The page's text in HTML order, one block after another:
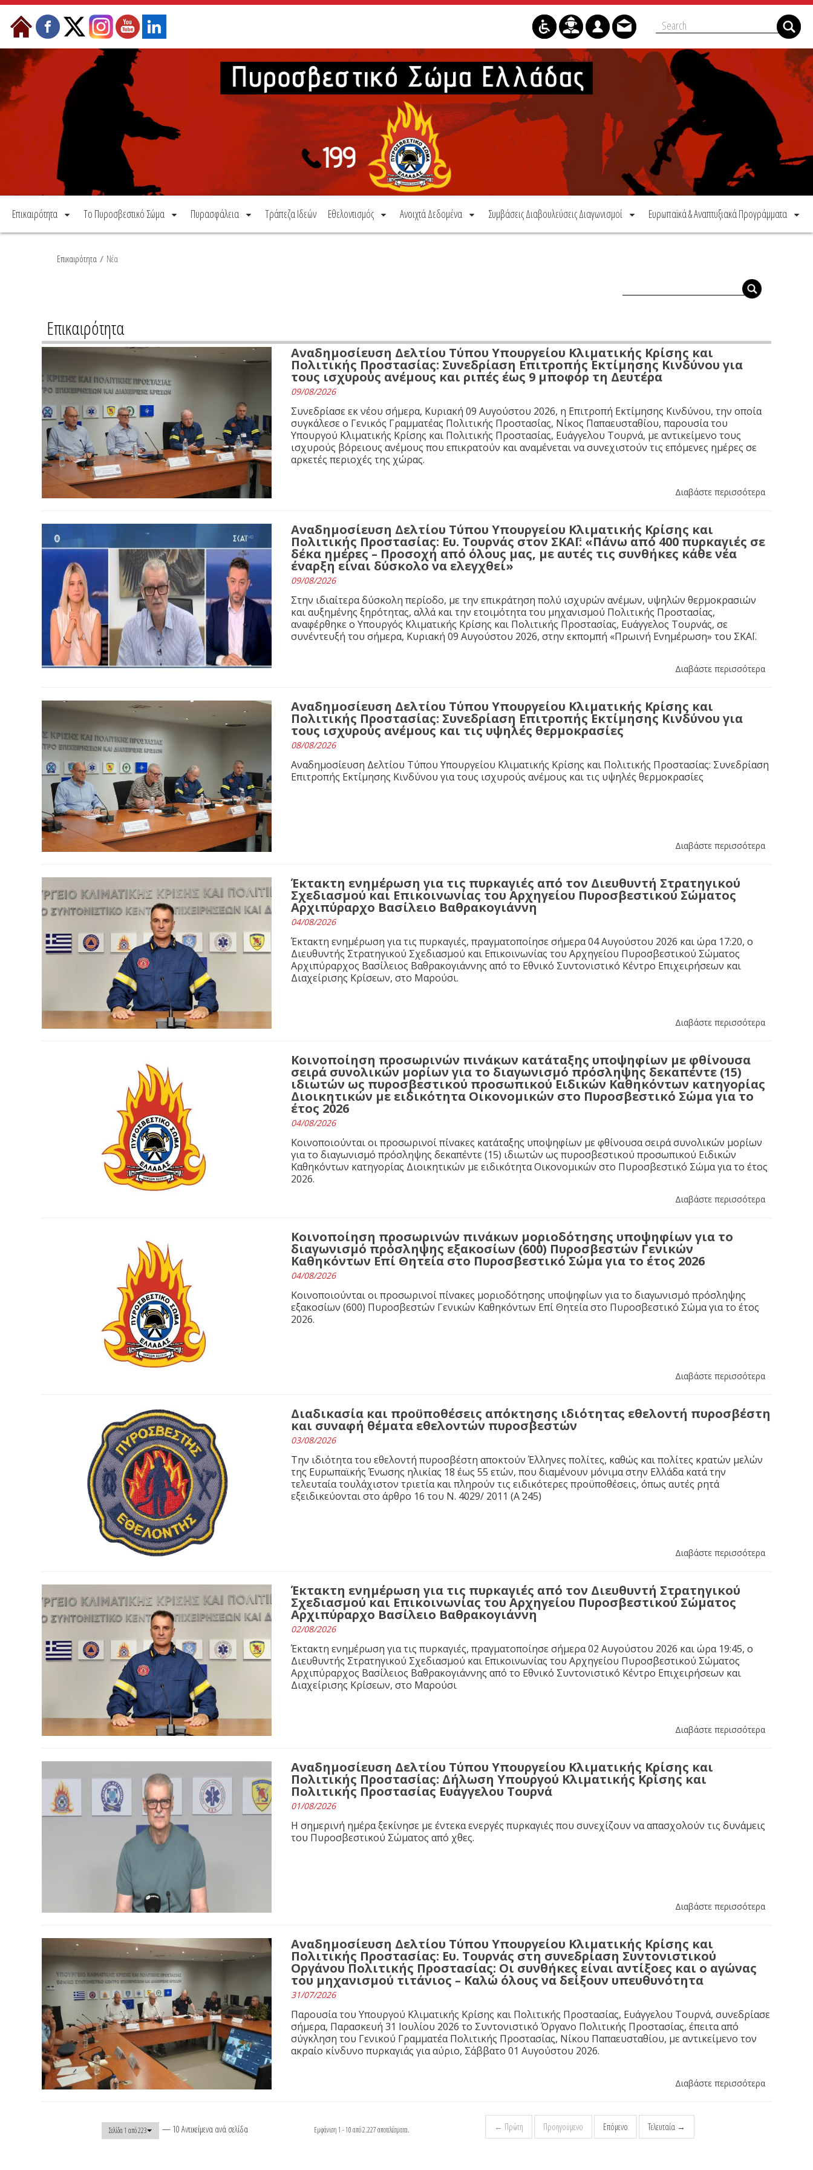
Μετάβαση στο περιεχόμενο
Επικαιρότητα Το Πυροσβεστικό Σώμα Πυρασφάλεια Τράπεζα Ιδεών Εθελοντισμός Ανοιχτά Δεδομένα Συμβάσεις Διαβουλεύσεις Διαγωνισμοί Ευρωπαϊκά & Αναπτυξιακά Προγράμματα
Επικαιρότητα / Νέα
Επικαιρότητα
Αναδημοσίευση Δελτίου Τύπου Υπουργείου Κλιματικής Κρίσης και
Πολιτικής Προστασίας: Συνεδρίαση Επιτροπής Εκτίμησης Κινδύνου για
τους ισχυρούς ανέμους και ριπές έως 9 μποφόρ τη Δευτέρα
09/08/2026
Συνεδρίασε εκ νέου σήμερα, Κυριακή 09 Αυγούστου 2026, η Επιτροπή Εκτίμησης Κινδύνου, την οποία
συγκάλεσε ο Γενικός Γραμματέας Πολιτικής Προστασίας, Νίκος Παπαευσταθίου, παρουσία του
Υπουργού Κλιματικής Κρίσης και Πολιτικής Προστασίας, Ευάγγελου Τουρνά, με αντικείμενο τους
ισχυρούς βόρειους ανέμους που επικρατούν και αναμένεται να συνεχιστούν τις επόμενες ημέρες σε
αρκετές περιοχές της χώρας.
Διαβάστε περισσότερα
Αναδημοσίευση Δελτίου Τύπου Υπουργείου Κλιματικής Κρίσης και
Πολιτικής Προστασίας: Ευ. Τουρνάς στον ΣΚΑΪ: «Πάνω από 400 πυρκαγιές σε
δέκα ημέρες – Προσοχή από όλους μας, με αυτές τις συνθήκες κάθε νέα
έναρξη είναι δύσκολο να ελεγχθεί»
09/08/2026
Στην ιδιαίτερα δύσκολη περίοδο, με την επικράτηση πολύ ισχυρών ανέμων, υψηλών θερμοκρασιών
και αυξημένης ξηρότητας, αλλά και την ετοιμότητα του μηχανισμού Πολιτικής Προστασίας,
αναφέρθηκε ο Υπουργός Κλιματικής Κρίσης και Πολιτικής Προστασίας, Ευάγγελος Τουρνάς, σε
συνέντευξή του σήμερα, Κυριακή 09 Αυγούστου 2026, στην εκπομπή «Πρωινή Ενημέρωση» του ΣΚΑΪ.
Διαβάστε περισσότερα
Αναδημοσίευση Δελτίου Τύπου Υπουργείου Κλιματικής Κρίσης και
Πολιτικής Προστασίας: Συνεδρίαση Επιτροπής Εκτίμησης Κινδύνου για
τους ισχυρούς ανέμους και τις υψηλές θερμοκρασίες
08/08/2026
Αναδημοσίευση Δελτίου Τύπου Υπουργείου Κλιματικής Κρίσης και Πολιτικής Προστασίας: Συνεδρίαση
Επιτροπής Εκτίμησης Κινδύνου για τους ισχυρούς ανέμους και τις υψηλές θερμοκρασίες
Διαβάστε περισσότερα
Έκτακτη ενημέρωση για τις πυρκαγιές από τον Διευθυντή Στρατηγικού
Σχεδιασμού και Επικοινωνίας του Αρχηγείου Πυροσβεστικού Σώματος
Αρχιπύραρχο Βασίλειο Βαθρακογιάννη
04/08/2026
Έκτακτη ενημέρωση για τις πυρκαγιές, πραγματοποίησε σήμερα 04 Αυγούστου 2026 και ώρα 17:20, ο
Διευθυντής Στρατηγικού Σχεδιασμού και Επικοινωνίας του Αρχηγείου Πυροσβεστικού Σώματος
Αρχιπύραρχος Βασίλειος Βαθρακογιάννης από το Εθνικό Συντονιστικό Κέντρο Επιχειρήσεων και
Διαχείρισης Κρίσεων, στο Μαρούσι.
Διαβάστε περισσότερα
Κοινοποίηση προσωρινών πινάκων κατάταξης υποψηφίων με φθίνουσα
σειρά συνολικών μορίων για το διαγωνισμό πρόσληψης δεκαπέντε (15)
ιδιωτών ως πυροσβεστικού προσωπικού Ειδικών Καθηκόντων κατηγορίας
Διοικητικών με ειδικότητα Οικονομικών στο Πυροσβεστικό Σώμα για το
έτος 2026
04/08/2026
Κοινοποιούνται οι προσωρινοί πίνακες κατάταξης υποψηφίων με φθίνουσα σειρά συνολικών μορίων
για το διαγωνισμό πρόσληψης δεκαπέντε (15) ιδιωτών ως πυροσβεστικού προσωπικού Ειδικών
Καθηκόντων κατηγορίας Διοικητικών με ειδικότητα Οικονομικών στο Πυροσβεστικό Σώμα για το έτος
2026.
Διαβάστε περισσότερα
Κοινοποίηση προσωρινών πινάκων μοριοδότησης υποψηφίων για το
διαγωνισμό πρόσληψης εξακοσίων (600) Πυροσβεστών Γενικών
Καθηκόντων Επί Θητεία στο Πυροσβεστικό Σώμα για το έτος 2026
04/08/2026
Κοινοποιούνται οι προσωρινοί πίνακες μοριοδότησης υποψηφίων για το διαγωνισμό πρόσληψης
εξακοσίων (600) Πυροσβεστών Γενικών Καθηκόντων Επί Θητεία στο Πυροσβεστικό Σώμα για το έτος
2026.
Διαβάστε περισσότερα
Διαδικασία και προϋποθέσεις απόκτησης ιδιότητας εθελοντή πυροσβέστη
και συναφή θέματα εθελοντών πυροσβεστών
03/08/2026
Την ιδιότητα του εθελοντή πυροσβέστη αποκτούν Έλληνες πολίτες, καθώς και πολίτες κρατών μελών
της Ευρωπαϊκής Ένωσης ηλικίας 18 έως 55 ετών, που διαμένουν μόνιμα στην Ελλάδα κατά την
τελευταία τουλάχιστον τριετία και πληρούν τις ειδικότερες προϋποθέσεις, όπως αυτές ρητά
εξειδικεύονται στο άρθρο 16 του N. 4029/ 2011 (Α΄ 245)
Διαβάστε περισσότερα
Έκτακτη ενημέρωση για τις πυρκαγιές από τον Διευθυντή Στρατηγικού
Σχεδιασμού και Επικοινωνίας του Αρχηγείου Πυροσβεστικού Σώματος
Αρχιπύραρχο Βασίλειο Βαθρακογιάννη
02/08/2026
Έκτακτη ενημέρωση για τις πυρκαγιές, πραγματοποίησε σήμερα 02 Αυγούστου 2026 και ώρα 19:45, ο
Διευθυντής Στρατηγικού Σχεδιασμού και Επικοινωνίας του Αρχηγείου Πυροσβεστικού Σώματος
Αρχιπύραρχος Βασίλειος Βαθρακογιάννης από το Εθνικό Συντονιστικό Κέντρο Επιχειρήσεων και
Διαχείρισης Κρίσεων, στο Μαρούσι
Διαβάστε περισσότερα
Αναδημοσίευση Δελτίου Τύπου Υπουργείου Κλιματικής Κρίσης και
Πολιτικής Προστασίας: Δήλωση Υπουργού Κλιματικής Κρίσης και
Πολιτικής Προστασίας Ευάγγελου Τουρνά
01/08/2026
Η σημερινή ημέρα ξεκίνησε με έντεκα ενεργές πυρκαγιές που συνεχίζουν να απασχολούν τις δυνάμεις
του Πυροσβεστικού Σώματος από χθες.
Διαβάστε περισσότερα
Αναδημοσίευση Δελτίου Τύπου Υπουργείου Κλιματικής Κρίσης και
Πολιτικής Προστασίας: Ευ. Τουρνάς στη συνεδρίαση Συντονιστικού
Οργάνου Πολιτικής Προστασίας: Οι συνθήκες είναι αντίξοες και ο αγώνας
του μηχανισμού τιτάνιος – Καλώ όλους να δείξουν υπευθυνότητα
31/07/2026
Παρουσία του Υπουργού Κλιματικής Κρίσης και Πολιτικής Προστασίας, Ευάγγελου Τουρνά, συνεδρίασε
σήμερα, Παρασκευή 31 Ιουλίου 2026 το Συντονιστικό Όργανο Πολιτικής Προστασίας, έπειτα από
σύγκληση του Γενικού Γραμματέα Πολιτικής Προστασίας, Νίκου Παπαευσταθίου, με αντικείμενο τον
ακραίο κίνδυνο πυρκαγιάς για αύριο, Σάββατο 01 Αυγούστου 2026.
Διαβάστε περισσότερα
Σελίδα 1 από 223 — 10 Αντικείμενα ανά σελίδα Εμφάνιση 1 - 10 από 2.227 αποτελέσματα. ← Πρώτη Προηγούμενο Επόμενο Τελευταία →